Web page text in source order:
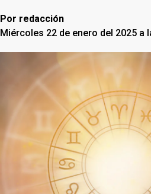
Por redacción
Miércoles 22 de enero del 2025 a